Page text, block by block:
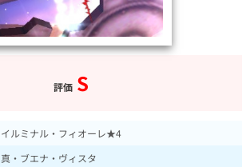
評価 S
イルミナル・フィオーレ★4
真・ブエナ・ヴィスタ